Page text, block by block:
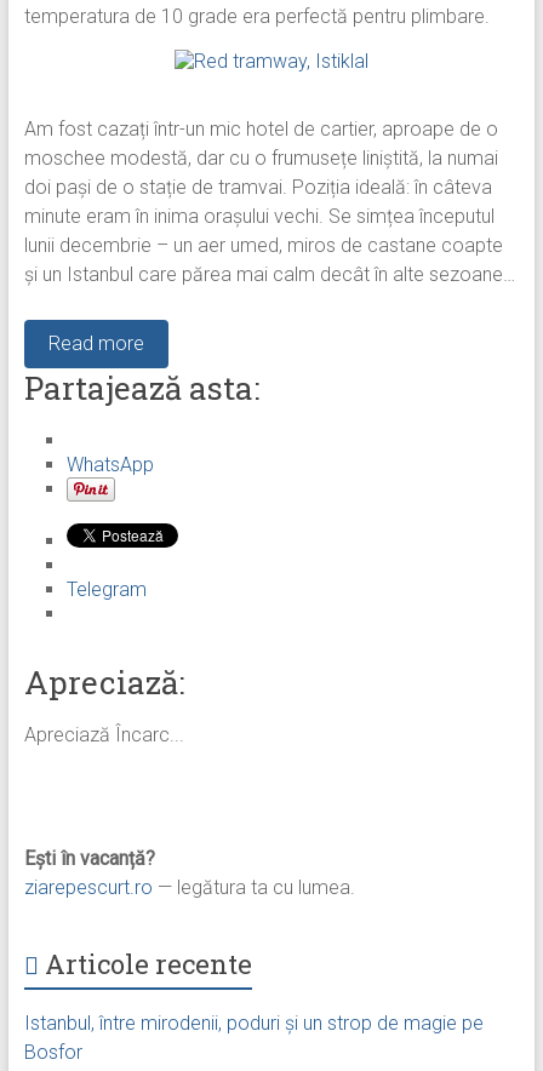
temperatura de 10 grade era perfectă pentru plimbare.
Am fost cazați într-un mic hotel de cartier, aproape de o
moschee modestă, dar cu o frumusețe liniștită, la numai
doi pași de o stație de tramvai. Poziția ideală: în câteva
minute eram în inima orașului vechi. Se simțea începutul
lunii decembrie – un aer umed, miros de castane coapte
și un Istanbul care părea mai calm decât în alte sezoane…
Read more
Partajează asta:
WhatsApp
Telegram
Apreciază:
Apreciază Încarc...
Ești în vacanță?
ziarepescurt.ro — legătura ta cu lumea.
Articole recente
Istanbul, între mirodenii, poduri și un strop de magie pe
Bosfor